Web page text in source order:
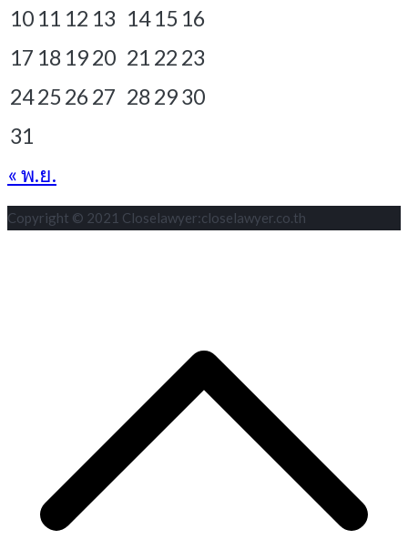
10 11 12 13 14 15 16
17 18 1920 21 22 23
2425 26 27 28 2930
31
« พ.ย.
Copyright © 2021 Closelawyer:closelawyer.co.th